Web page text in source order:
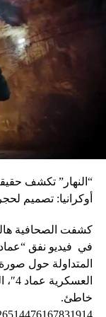
أوكرانيا: تصميم
كشفت الصحافية
في فيديو
المتداولة حول
خاطئ.